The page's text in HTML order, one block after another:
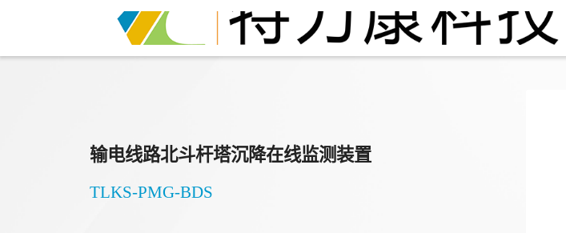
输电线路北斗杆塔沉降在线监测装置
TLKS-PMG-BDS